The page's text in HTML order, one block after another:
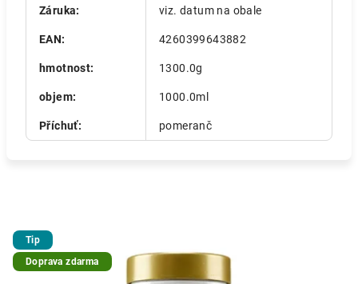
Záruka: viz. datum na obale
EAN: 4260399643882
hmotnost: 1300.0g
objem: 1000.0ml
Příchuť: pomeranč
Tip
Doprava zdarma